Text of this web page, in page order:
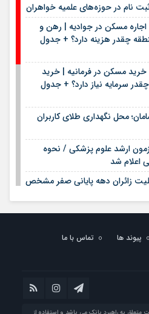
نام در حوزه‌های علمیه خواهران
مسکن در جوادیه | رهن و
در این منطقه چقدر هزینه دارد؟ + جدول
مسکن در فرمانیه | خرید
چقدر سرمایه نیاز دارد؟ + جدول
محل نگهداری طلای کاربران
ارشد علوم پزشکی / نحوه
اعلام شد
زائران دهه پایانی صفر مشخص
سپه فرارسیدن روز خبرنگار را به
بیمه معلم سیناد ۱۴۰۵ | ورود به سامانه سیناد بیمه
| لینک مستقیم و راهنمای
چیست؟ | شرایط بیمه سلامت
پیوند ها
تماس با ما